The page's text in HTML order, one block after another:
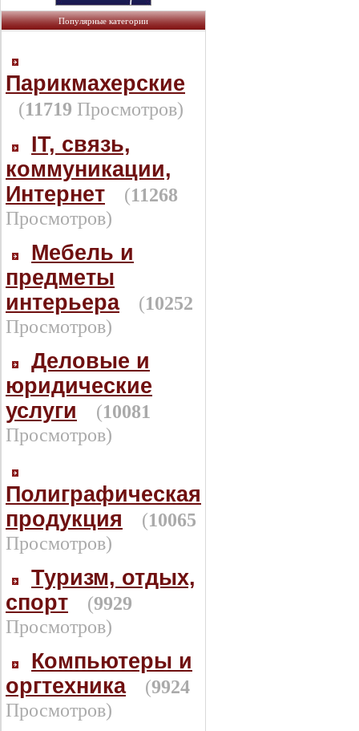
Популярные категории
Парикмахерские
(11719 Просмотров)
IT, связь,
коммуникации,
Интернет
(11268
Просмотров)
Мебель и
предметы
интерьера
(10252
Просмотров)
Деловые и
юридические
услуги
(10081
Просмотров)
Полиграфическая
продукция
(10065
Просмотров)
Туризм, отдых,
спорт
(9929
Просмотров)
Компьютеры и
оргтехника
(9924
Просмотров)